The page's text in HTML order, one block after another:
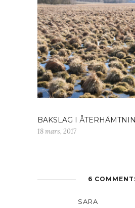
BAKSLAG I
18 mars, 2017
6
SARA